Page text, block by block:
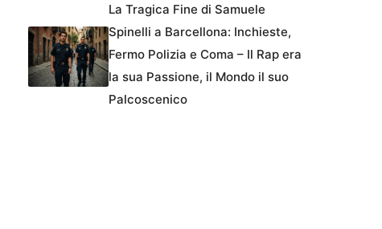
La Tragica Fine di Samuele
Spinelli a Barcellona: Inchieste,
Fermo Polizia e Coma – Il Rap era
la sua Passione, il Mondo il suo
Palcoscenico